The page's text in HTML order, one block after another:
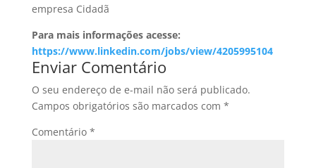
empresa Cidadã
Para mais informações acesse:
https://www.linkedin.com/jobs/view/4205995104
Enviar Comentário
O seu endereço de e-mail não será publicado.
Campos obrigatórios são marcados com *
Comentário *